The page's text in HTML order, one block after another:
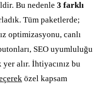
Bu nedenle 3 farklı
Tüm paketlerde;
optimizasyonu, canlı
SEO uyumluluğu
alır. İhtiyacınız bu
özel kapsam